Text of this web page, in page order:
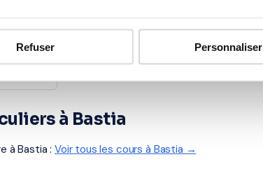
Refuser Personnaliser
à Bastia
à Bastia : Voir tous les cours à Bastia →